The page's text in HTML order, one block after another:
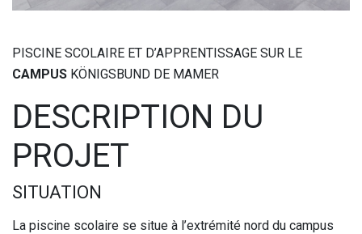
PISCINE SCOLAIRE ET D’APPRENTISSAGE SUR LE
CAMPUS KÖNIGSBUND DE MAMER
DESCRIPTION DU
PROJET
SITUATION
La piscine scolaire se situe à l’extrémité nord du campus